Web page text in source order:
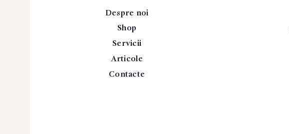
Despre noi
Shop
Servicii
Articole
Contacte